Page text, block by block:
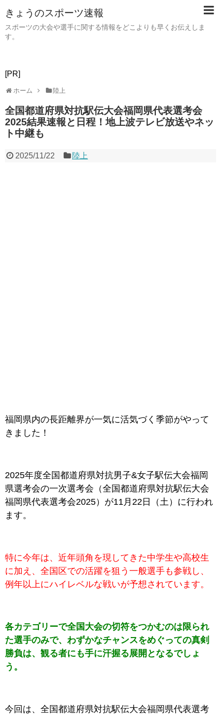
きょうのスポーツ速報
スポーツの大会や選手に関する情報をどこよりも早くお伝えしま
す。
[PR]
ホーム 陸上
全国都道府県対抗駅伝大会福岡県代表選考会
2025結果速報と日程！地上波テレビ放送やネッ
ト中継も
2025/11/22 陸上
福岡県内の長距離界が一気に活気づく季節がやって
きました！
2025年度全国都道府県対抗男子&女子駅伝大会福岡
県選考会の一次選考会（全国都道府県対抗駅伝大会
福岡県代表選考会2025）が11月22日（土）に行われ
ます。
特に今年は、近年頭角を現してきた中学生や高校生
に加え、全国区での活躍を狙う一般選手も参戦し、
例年以上にハイレベルな戦いが予想されています。
各カテゴリーで全国大会の切符をつかむのは限られ
た選手のみで、わずかなチャンスをめぐっての真剣
勝負は、観る者にも手に汗握る展開となるでしょ
う。
今回は、全国都道府県対抗駅伝大会福岡県代表選考